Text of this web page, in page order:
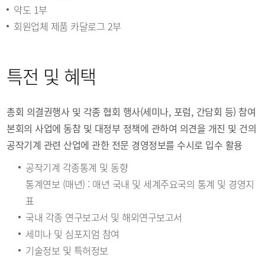
약도 1부
회원업체 제품 카달로그 2부
특전 및 혜택
총회 의결권행사 및 각종 협회 행사(세미나, 포럼, 간담회 등) 참여
본회의 사업에 동참 및 대정부 정책에 관하여 의견을 개진 및 건의
공작기계 관련 산업에 관한 전문 경영정보를 수시로 입수 활용
공작기계 각종통계 및 동향
통계연보 (매년) : 매년 국내 및 세계주요국의 통계 및 경영지
표
국내 각종 연구보고서 및 해외연구보고서
세미나 및 심포지엄 참여
기술정보 및 특허정보